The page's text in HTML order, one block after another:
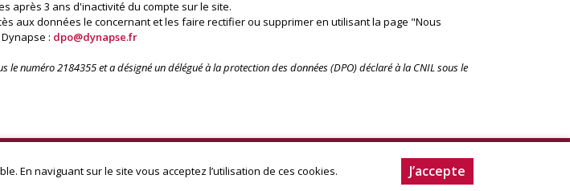
après 3 ans d'inactivité du compte sur le site.
aux données le concernant et les faire rectifier ou supprimer en utilisant la page "Nous
: dpo@dynapse.fr
numéro 2184355 et a désigné un délégué à la protection des données (DPO) déclaré à la CNIL sous le
Conception :Dynapse - Partenaire numérique des circuits courts.
En naviguant sur le site vous acceptez l’utilisation de ces cookies. J’accepte